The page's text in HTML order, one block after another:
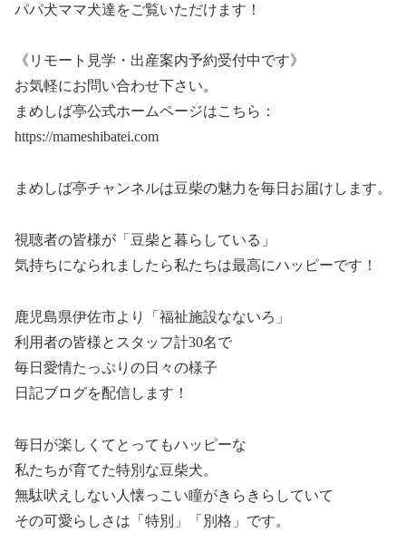
パパ犬ママ犬達をご覧いただけます！
《リモート見学・出産案内予約受付中です》
お気軽にお問い合わせ下さい。
まめしば亭公式ホームページはこちら：
https://mameshibatei.com
まめしば亭チャンネルは豆柴の魅力を毎日お届けします。
視聴者の皆様が「豆柴と暮らしている」
気持ちになられましたら私たちは最高にハッピーです！
鹿児島県伊佐市より「福祉施設なないろ」
利用者の皆様とスタッフ計30名で
毎日愛情たっぷりの日々の様子
日記ブログを配信します！
毎日が楽しくてとってもハッピーな
私たちが育てた特別な豆柴犬。
無駄吠えしない人懐っこい瞳がきらきらしていて
その可愛らしさは「特別」「別格」です。